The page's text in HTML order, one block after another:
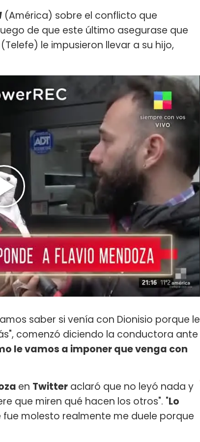
(América) sobre el conflicto que
de que este último asegurase que
(Telefe) le impusieron llevar a su hijo,
saber si venía con Dionisio porque le
comenzó diciendo la conductora ante
le vamos a imponer que venga con
en Twitter aclaró que no leyó nada y
que miren qué hacen los otros". "Lo
fue molesto realmente me duele porque